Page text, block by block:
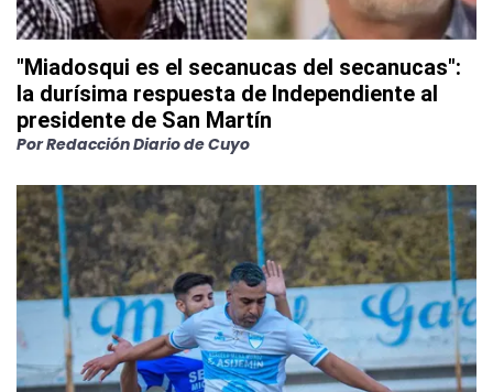
"Miadosqui es el secanucas del secanucas":
la durísima respuesta de Independiente al
presidente de San Martín
PorRedacción Diario de Cuyo